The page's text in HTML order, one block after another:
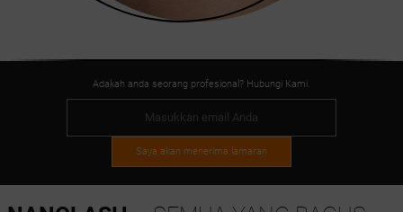
Adakah anda seorang profesional? Hubungi Kami.
Saya akan menerima lamaran